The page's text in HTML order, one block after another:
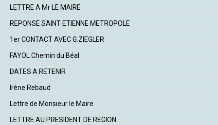
LETTRE A Mr LE MAIRE
REPONSE SAINT ETIENNE METROPOLE
1er CONTACT AVEC G.ZIEGLER
FAYOL Chemin du Béal
DATES A RETENIR
Irène Rebaud
Lettre de Monsieur le Maire
LETTRE AU PRESIDENT DE REGION